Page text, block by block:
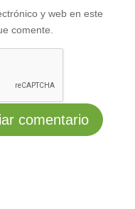
y web en este
comente.